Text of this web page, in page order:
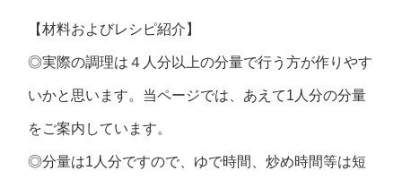
【材料およびレシピ紹介】
◎実際の調理は４人分以上の分量で行う方が作りやす
いかと思います。当ページでは、あえて1人分の分量
をご案内しています。
◎分量は1人分ですので、ゆで時間、炒め時間等は短